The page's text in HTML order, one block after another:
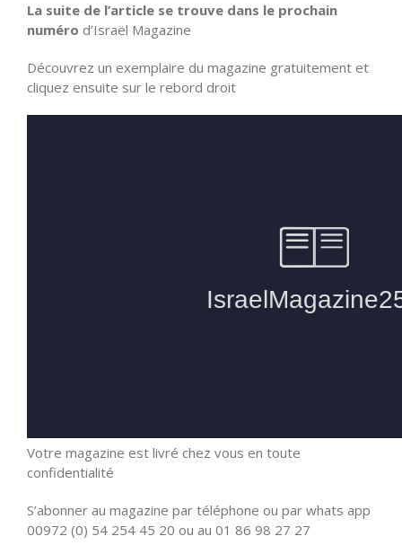
La suite de l’article se trouve dans le prochain
numéro d’Israël Magazine
Découvrez un exemplaire du magazine gratuitement et
cliquez ensuite sur le rebord droit
Votre magazine est livré chez vous en toute
confidentialité
S’abonner au magazine par téléphone ou par whats app
00972 (0) 54 254 45 20 ou au 01 86 98 27 27